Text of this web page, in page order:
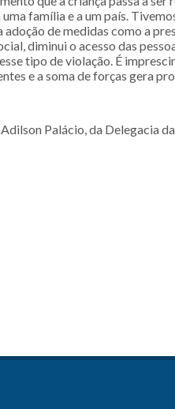
família e a um país.
adoção de medidas como a
diminui o acesso das
tipo de violação. É
e a soma de forças gera
Adilson Palácio, da Delegacia